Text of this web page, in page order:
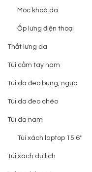
Móc khoá da
Ốp lưng điện thoại
Thắt lưng da
Túi cầm tay nam
Túi da đeo bụng, ngực
Túi da đeo chéo
Túi da nam
Túi xách laptop 15.6''
Túi xách du lịch